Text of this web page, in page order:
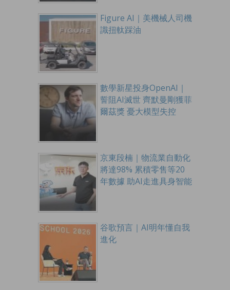
Figure AI｜美機械人司機
識扭軚踩油
數學新星投身OpenAI｜
誓阻AI滅世 齊默曼剛獲菲
爾茲獎 憂大模型失控
京東段楠｜物流業自動化
將達98% 累積零售等20
年數據 助AI走進具身智能
谷歌預言｜AI明年懂自我
進化